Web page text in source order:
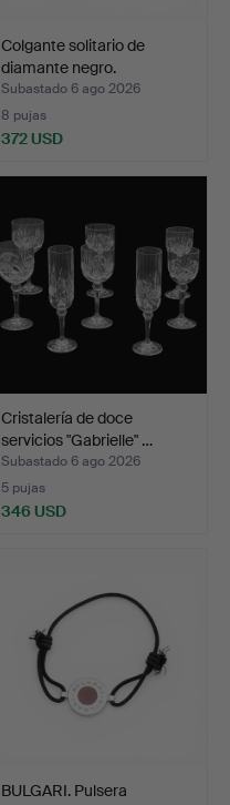
Colgante solitario de
diamante negro.
Subastado 6 ago 2026
8 pujas
372 USD
Cristalería de doce
servicios "Gabrielle" …
Subastado 6 ago 2026
5 pujas
346 USD
BULGARI. Pulsera